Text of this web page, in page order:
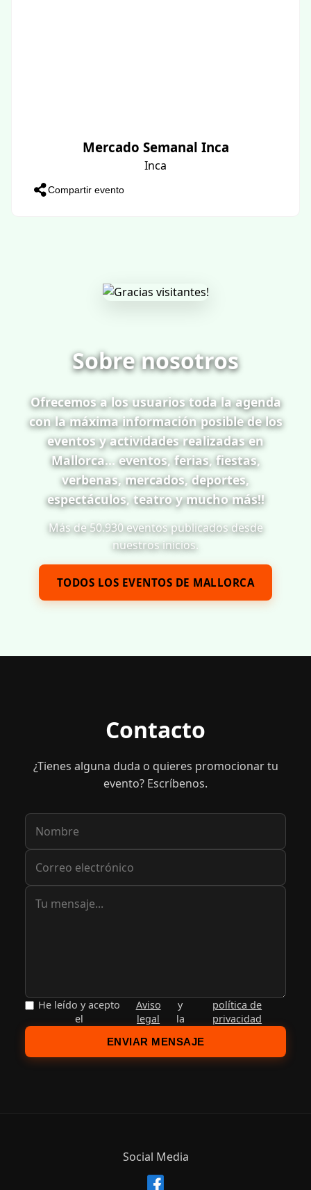
Mercado Semanal Inca
Inca
Compartir evento
Sobre nosotros
Ofrecemos a los usuarios toda la agenda
con la máxima información posible de los
eventos y actividades realizadas en
Mallorca... eventos, ferias, fiestas,
verbenas, mercados, deportes,
espectáculos, teatro y mucho más!!
Más de 50.930 eventos publicados desde
nuestros inicios.
TODOS LOS EVENTOS DE MALLORCA
Contacto
¿Tienes alguna duda o quieres promocionar tu
evento? Escríbenos.
He leído y acepto
el
Aviso
legal
y
la
política de
privacidad
ENVIAR MENSAJE
Social Media